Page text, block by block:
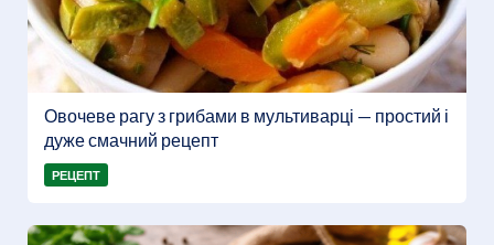
Овочеве рагу з грибами в мультиварці — простий і
дуже смачний рецепт
РЕЦЕПТ